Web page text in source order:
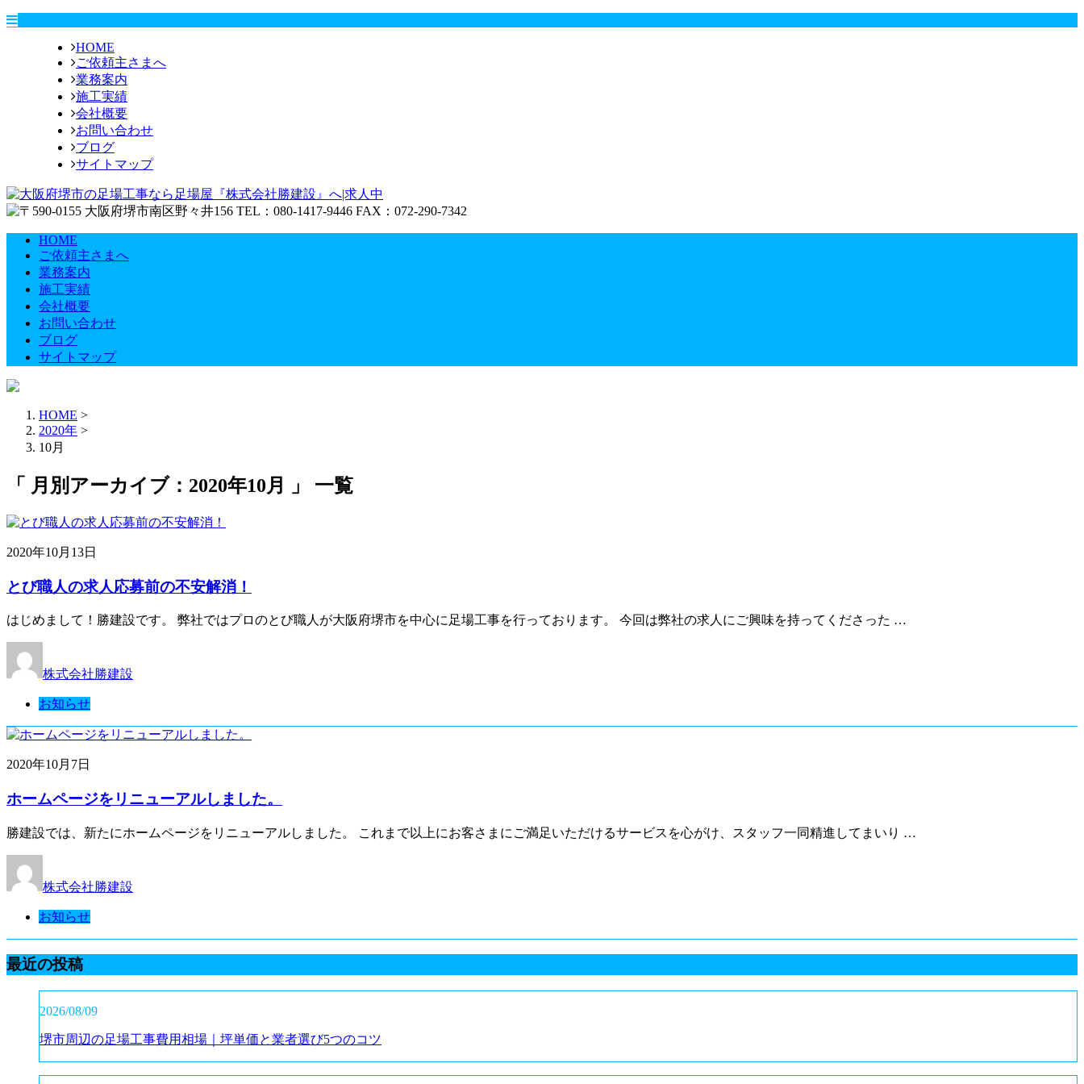
HOME
ご依頼主さまへ
業務案内
施工実績
会社概要
お問い合わせ
ブログ
サイトマップ
HOME
ご依頼主さまへ
業務案内
施工実績
会社概要
お問い合わせ
ブログ
サイトマップ
HOME >
2020年 >
10月
「 月別アーカイブ：2020年10月 」 一覧
2020年10月13日
とび職人の求人応募前の不安解消！
はじめまして！勝建設です。 弊社ではプロのとび職人が大阪府堺市を中心に足場工事を行っております。 今回は弊社の求人にご興味を持ってくださった …
株式会社勝建設
お知らせ
2020年10月7日
ホームページをリニューアルしました。
勝建設では、新たにホームページをリニューアルしました。 これまで以上にお客さまにご満足いただけるサービスを心がけ、スタッフ一同精進してまいり …
株式会社勝建設
お知らせ
最近の投稿
2026/08/09
堺市周辺の足場工事費用相場｜坪単価と業者選び5つのコツ